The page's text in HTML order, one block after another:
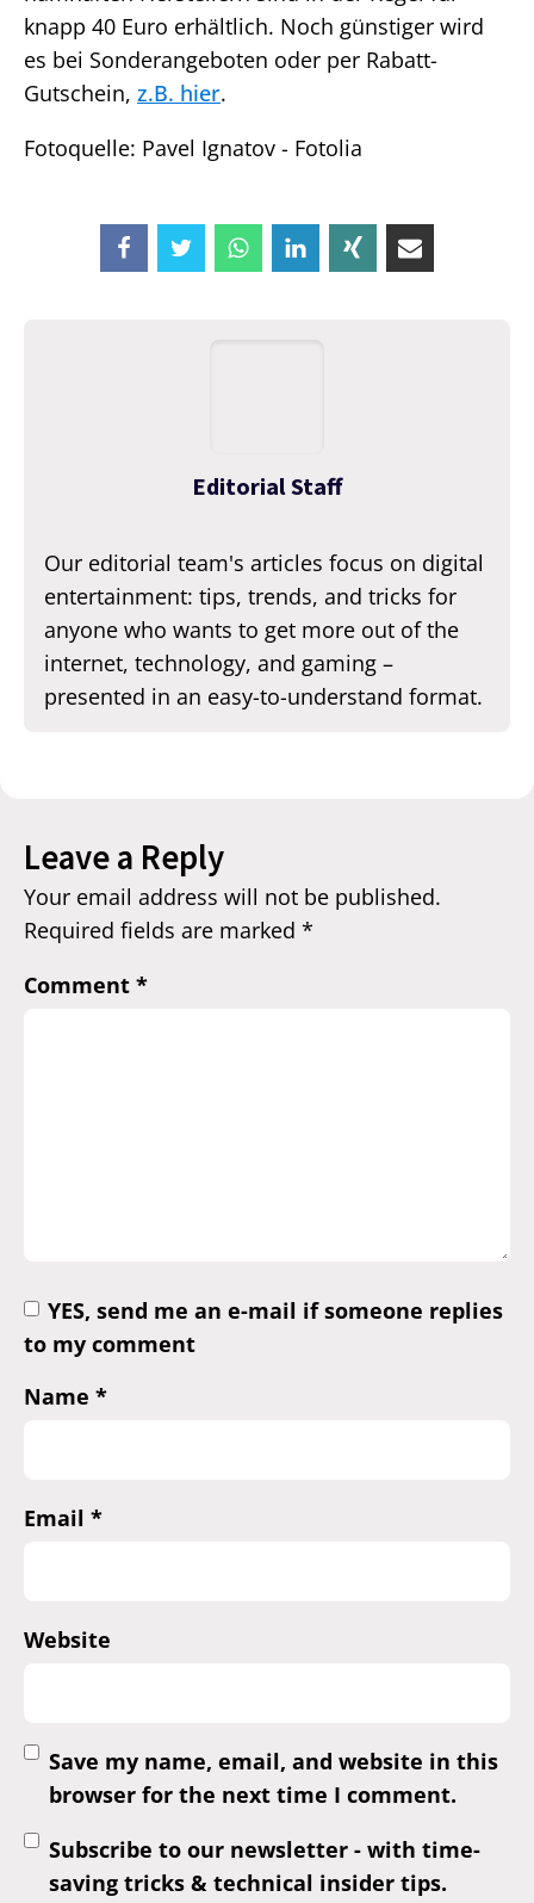
knapp 40 Euro erhältlich. Noch günstiger wird
es bei Sonderangeboten oder per Rabatt-
Gutschein, z.B. hier.
Fotoquelle: Pavel Ignatov - Fotolia
Editorial Staff
Our editorial team's articles focus on digital
entertainment: tips, trends, and tricks for
anyone who wants to get more out of the
internet, technology, and gaming –
presented in an easy-to-understand format.
Leave a Reply
Your email address will not be published.
Required fields are marked *
Comment *
YES, send me an e-mail if someone replies
to my comment
Name *
Email *
Website
Save my name, email, and website in this
browser for the next time I comment.
Subscribe to our newsletter - with time-
saving tricks & technical insider tips.